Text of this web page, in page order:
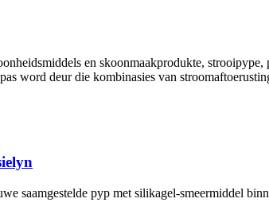
en skoonmaakprodukte,
word deur die kombinasies van
saamgestelde pyp met silikagel-smeermiddel